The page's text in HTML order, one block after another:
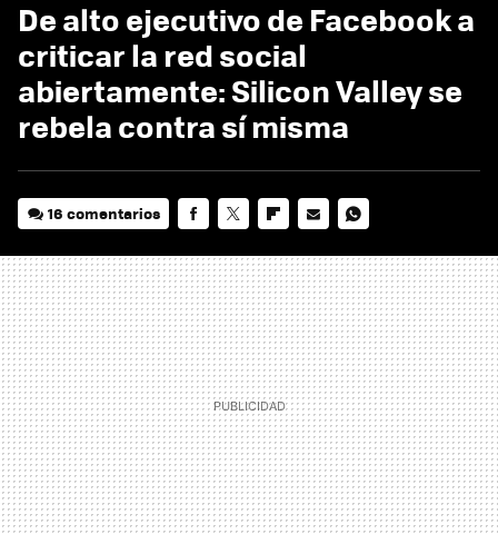
De alto ejecutivo de Facebook a
criticar la red social
abiertamente: Silicon Valley se
rebela contra sí misma
16 comentarios
MAIL